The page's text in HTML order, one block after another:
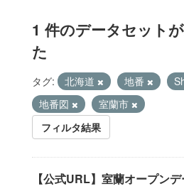
1 件のデータセット
た
タグ: 北海道 地番
地番図
室蘭市
フィルタ結果
【公式URL】室蘭オープン